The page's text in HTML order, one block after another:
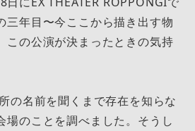
三年目〜今ここから描き出す物
この公演が決まったときの気持
の名前を聞くまで存在を知らな
場のことを調べました。そうし